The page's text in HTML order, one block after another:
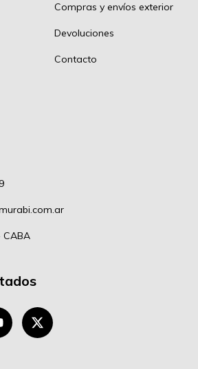
Compras y envíos exterior
Devoluciones
Contacto
CABA